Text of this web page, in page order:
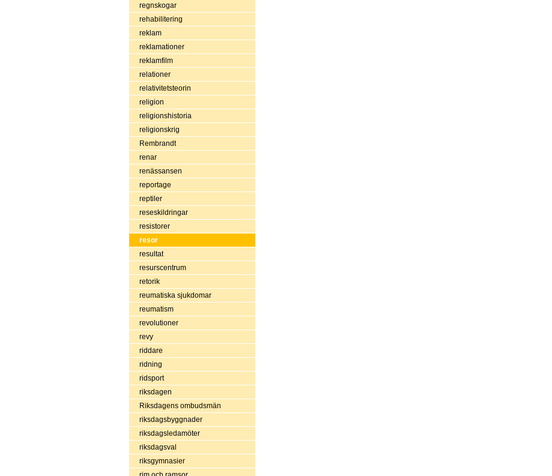
regnskogar
rehabilitering
reklam
reklamationer
reklamfilm
relationer
relativitetsteorin
religion
religionshistoria
religionskrig
Rembrandt
renar
renässansen
reportage
reptiler
reseskildringar
resistorer
resor
resultat
resurscentrum
retorik
reumatiska sjukdomar
reumatism
revolutioner
revy
riddare
ridning
ridsport
riksdagen
Riksdagens ombudsmän
riksdagsbyggnader
riksdagsledamöter
riksdagsval
riksgymnasier